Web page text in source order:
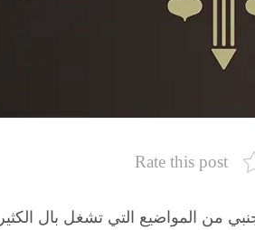
Rate this post
من المواضيع التي تشغل بال